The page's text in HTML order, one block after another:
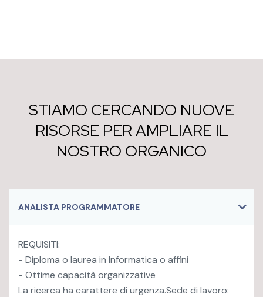
STIAMO CERCANDO NUOVE
RISORSE PER AMPLIARE IL
NOSTRO ORGANICO
ANALISTA PROGRAMMATORE
REQUISITI:
- Diploma o laurea in Informatica o affini
- Ottime capacità organizzative
La ricerca ha carattere di urgenza.Sede di lavoro: